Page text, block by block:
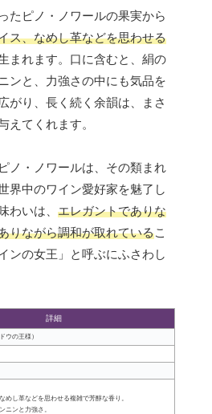
たピノ・ノワールの果実から
ス、なめし革などを思わせる
まれます。口に含むと、絹の
ンと、力強さの中にも気品を
がり、長く続く余韻は、まさ
えてくれます。
ノ・ノワールは、その類まれ
界中のワイン愛好家を魅了し
わいは、 エレガントでありな
りながら調和が取れているこ
ンの女王」と呼ぶにふさわし
詳細
ウの王様）
めし革などを思わせる複雑で芳醇な香り。
ニンと力強さ。